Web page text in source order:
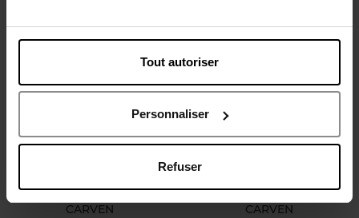
Tout autoriser
Personnaliser
Refuser
€ 27,90 Bestel nu! € 100,90 Bestel nu!
CARVEN CARVEN